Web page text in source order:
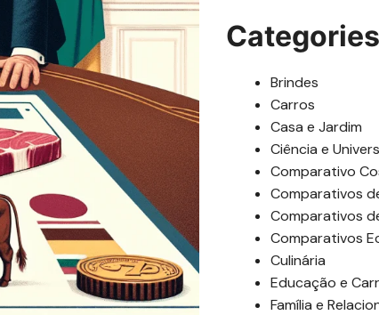
Categories
Brindes
Carros
Casa e Jardim
Ciência e
Comparativo
Comparativos
Comparativos
Comparativos
Culinária
Educação e
Família e